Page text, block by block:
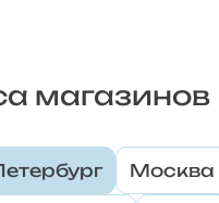
магазинов
Москва